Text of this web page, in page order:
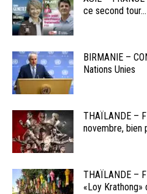
ce second tour...
BIRMANIE –
Nations Unies
THAÏLANDE –
novembre, bien
THAÏLANDE –
«Loy Krathong»